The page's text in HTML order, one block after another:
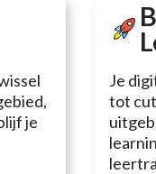
je
Je
tot